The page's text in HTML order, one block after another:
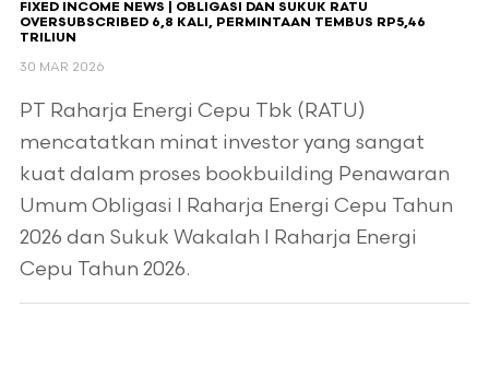
FIXED INCOME NEWS | OBLIGASI DAN SUKUK RATU
OVERSUBSCRIBED 6,8 KALI, PERMINTAAN TEMBUS RP5,46
TRILIUN
30 MAR 2026
PT Raharja Energi Cepu Tbk (RATU)
mencatatkan minat investor yang sangat
kuat dalam proses bookbuilding Penawaran
Umum Obligasi I Raharja Energi Cepu Tahun
2026 dan Sukuk Wakalah I Raharja Energi
Cepu Tahun 2026.